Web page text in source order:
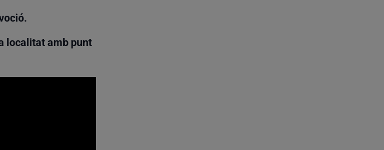
localitat amb punt